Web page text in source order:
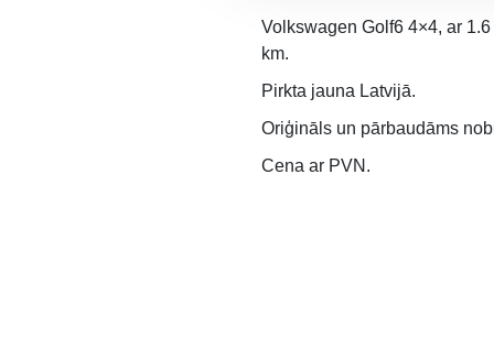
Volkswagen Golf6 4×4, ar
km.
Pirkta jauna Latvijā.
Oriģināls un pārbaudāms
Cena ar PVN.